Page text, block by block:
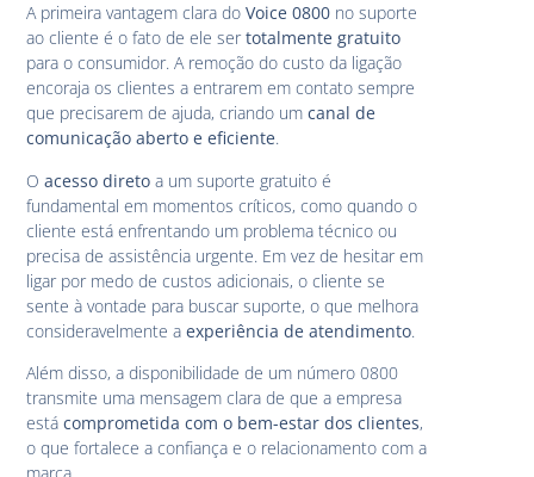
A primeira vantagem clara doVoice 0800 no suporte
ao cliente é o fato de ele sertotalmente gratuito
para o consumidor. A remoção do custo da ligação
encoraja os clientes a entrarem em contato sempre
que precisarem de ajuda, criando umcanal de
comunicação aberto e eficiente.
Oacesso direto a um suporte gratuito é
fundamental em momentos críticos, como quando o
cliente está enfrentando um problema técnico ou
precisa de assistência urgente. Em vez de hesitar em
ligar por medo de custos adicionais, o cliente se
sente à vontade para buscar suporte, o que melhora
consideravelmente aexperiência de atendimento.
Além disso, a disponibilidade de um número 0800
transmite uma mensagem clara de que a empresa
estácomprometida com o bem-estar dos clientes,
o que fortalece a confiança e o relacionamento com a